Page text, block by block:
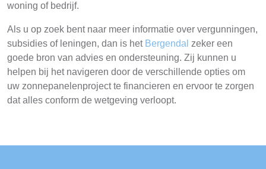
woning of bedrijf.
Als u op zoek bent naar meer informatie over vergunningen,
subsidies of leningen, dan is het Bergendal zeker een
goede bron van advies en ondersteuning. Zij kunnen u
helpen bij het navigeren door de verschillende opties om
uw zonnepanelenproject te financieren en ervoor te zorgen
dat alles conform de wetgeving verloopt.